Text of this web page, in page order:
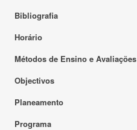
Bibliografia
Horário
Métodos de Ensino e Avaliações
Objectivos
Planeamento
Programa